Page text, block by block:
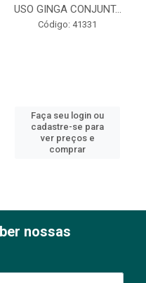
USO GINGA CONJUNT...
Código: 41331
Faça seu login ou
cadastre-se para
ver preços e
comprar
nossas